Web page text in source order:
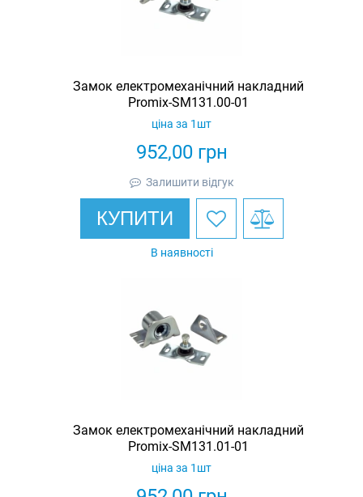
Замок електромеханічний накладний
Promix-SM131.00-01
952,00грн
ціна за 1шт
Залишити відгук
КУПИТИ
В наявності
Замок електромеханічний накладний
Promix-SM131.01-01
ціна за 1шт